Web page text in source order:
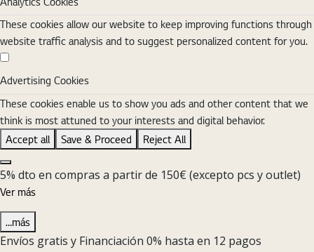
These cookies allow our website to keep improving functions through
website traffic analysis and to suggest personalized content for you.
Advertising Cookies
Advertising Cookies
These cookies enable us to show you ads and other content that we
think is most attuned to your interests and digital behavior.
Accept all
Save & Proceed Reject All
Close the Cookie Setting banner
5% dto en compras a partir de 150€ (excepto pcs y outlet)
Ver más
…más
Envíos gratis y Financiación 0% hasta en 12 pagos